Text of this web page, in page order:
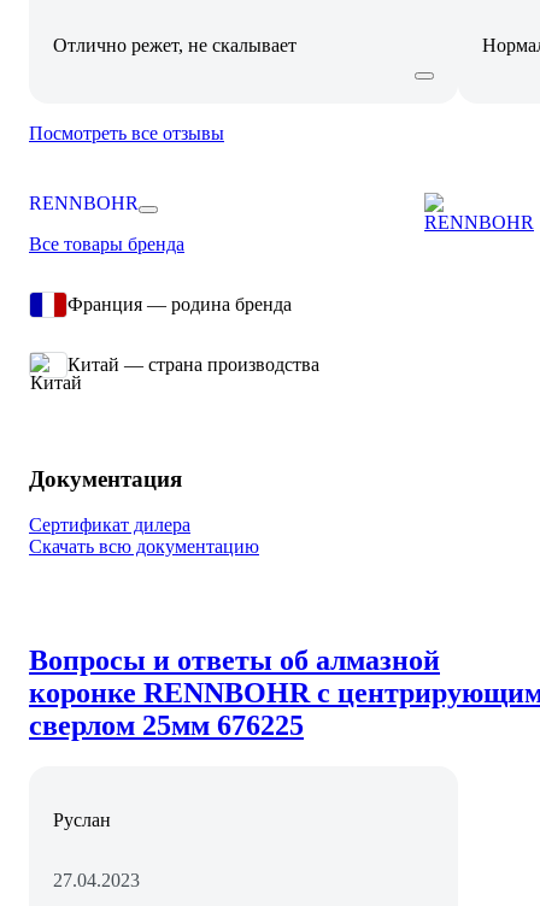
Отлично режет, не скалывает
Посмотреть все отзывы
RENNBOHR
Все товары бренда
Франция — родина бренда
Китай — страна производства
Документация
Сертификат дилера
Скачать всю документацию
Вопросы и ответы об алмазной
коронке RENNBOHR с
сверлом 25мм 676225
Руслан
27.04.2023